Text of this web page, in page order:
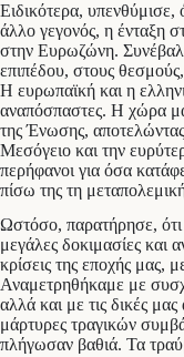
Ειδικότερα,
άλλο γεγονός, η ένταξη
στην Ευρωζώνη.
επιπέδου, στους
Η ευρωπαϊκή και η
αναπόσπαστες. Η χώρα
της Ένωσης,
Μεσόγειο και την
περήφανοι για όσα
πίσω της τη
Ωστόσο, παρατήρησε,
μεγάλες δοκιμασίες και
κρίσεις της εποχής μας,
Αναμετρηθήκαμε με
αλλά και με τις δικές
μάρτυρες τραγικών
πλήγωσαν βαθιά. Τα